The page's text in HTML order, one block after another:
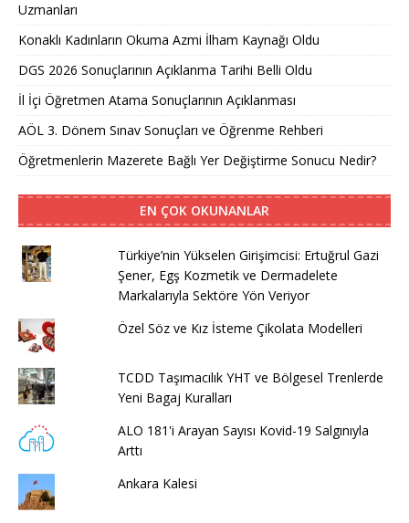
Uzmanları
Konaklı Kadınların Okuma Azmi İlham Kaynağı Oldu
DGS 2026 Sonuçlarının Açıklanma Tarihi Belli Oldu
İl İçi Öğretmen Atama Sonuçlarının Açıklanması
AÖL 3. Dönem Sınav Sonuçları ve Öğrenme Rehberi
Öğretmenlerin Mazerete Bağlı Yer Değiştirme Sonucu Nedir?
EN ÇOK OKUNANLAR
Türkiye’nin Yükselen Girişimcisi: Ertuğrul Gazi
Şener, Egş Kozmetik ve Dermadelete
Markalarıyla Sektöre Yön Veriyor
Özel Söz ve Kız İsteme Çikolata Modelleri
TCDD Taşımacılık YHT ve Bölgesel Trenlerde
Yeni Bagaj Kuralları
ALO 181'i Arayan Sayısı Kovid-19 Salgınıyla
Arttı
Ankara Kalesi